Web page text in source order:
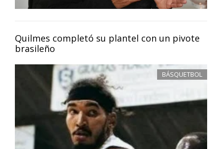
Quilmes completó su plantel con un pivote
brasileño
BÁSQUETBOL